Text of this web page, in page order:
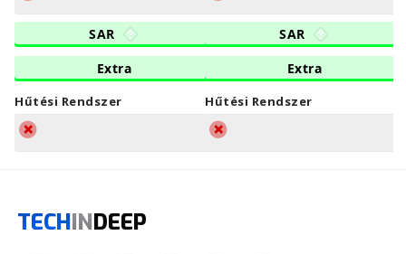
SAR
Extra
Hűtési Rendszer
SAR
Extra
Hűtési Rendszer
TECHINDEEP